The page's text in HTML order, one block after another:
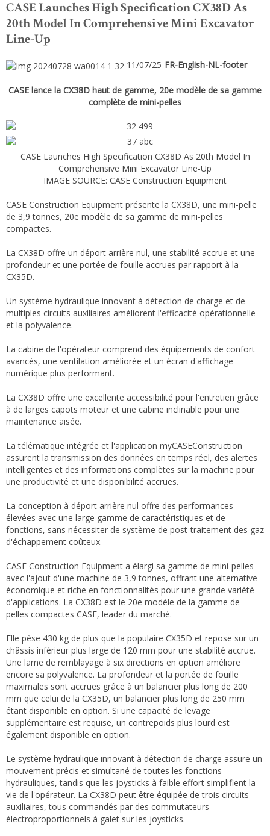
CASE Launches High Specification CX38D As
20th Model In Comprehensive Mini Excavator
Line-Up
11/07/25-FR-English-NL-footer
CASE lance la CX38D haut de gamme, 20e modèle de sa gamme
complète de mini-pelles
CASE Launches High Specification CX38D As 20th Model In
Comprehensive Mini Excavator Line-Up
IMAGE SOURCE: CASE Construction Equipment
CASE Construction Equipment présente la CX38D, une mini-pelle
de 3,9 tonnes, 20e modèle de sa gamme de mini-pelles
compactes.
La CX38D offre un déport arrière nul, une stabilité accrue et une
profondeur et une portée de fouille accrues par rapport à la
CX35D.
Un système hydraulique innovant à détection de charge et de
multiples circuits auxiliaires améliorent l'efficacité opérationnelle
et la polyvalence.
La cabine de l'opérateur comprend des équipements de confort
avancés, une ventilation améliorée et un écran d'affichage
numérique plus performant.
La CX38D offre une excellente accessibilité pour l'entretien grâce
à de larges capots moteur et une cabine inclinable pour une
maintenance aisée.
La télématique intégrée et l'application myCASEConstruction
assurent la transmission des données en temps réel, des alertes
intelligentes et des informations complètes sur la machine pour
une productivité et une disponibilité accrues.
La conception à déport arrière nul offre des performances
élevées avec une large gamme de caractéristiques et de
fonctions, sans nécessiter de système de post-traitement des gaz
d'échappement coûteux.
CASE Construction Equipment a élargi sa gamme de mini-pelles
avec l'ajout d'une machine de 3,9 tonnes, offrant une alternative
économique et riche en fonctionnalités pour une grande variété
d'applications. La CX38D est le 20e modèle de la gamme de
pelles compactes CASE, leader du marché.
Elle pèse 430 kg de plus que la populaire CX35D et repose sur un
châssis inférieur plus large de 120 mm pour une stabilité accrue.
Une lame de remblayage à six directions en option améliore
encore sa polyvalence. La profondeur et la portée de fouille
maximales sont accrues grâce à un balancier plus long de 200
mm que celui de la CX35D, un balancier plus long de 250 mm
étant disponible en option. Si une capacité de levage
supplémentaire est requise, un contrepoids plus lourd est
également disponible en option.
Le système hydraulique innovant à détection de charge assure un
mouvement précis et simultané de toutes les fonctions
hydrauliques, tandis que les joysticks à faible effort simplifient la
vie de l'opérateur. La CX38D peut être équipée de trois circuits
auxiliaires, tous commandés par des commutateurs
électroproportionnels à galet sur les joysticks.